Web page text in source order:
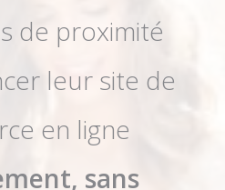
de proximité
leur site de
en ligne
sans